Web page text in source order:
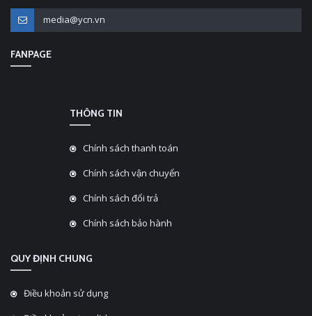
media@ycn.vn
FANPAGE
THÔNG TIN
Chính sách thanh toán
Chính sách vận chuyển
Chính sách đổi trả
Chính sách bảo hành
QUY ĐỊNH CHUNG
Điều khoản sử dụng